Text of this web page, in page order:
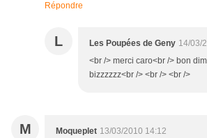
Répondre
L Les Poupées de Geny 14/03/
<br /> merci caro<br /> bon
bizzzzzz<br /> <br /> <br />
M Moqueplet 13/03/2010 14:12